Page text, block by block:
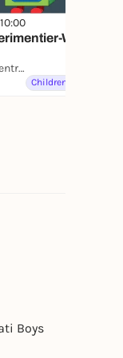
10:00
Werkstatt
INSPIRATA – Zentrum für mathematisch-naturwissenschaftliche Bildung e.V.
Children & Families
Boys